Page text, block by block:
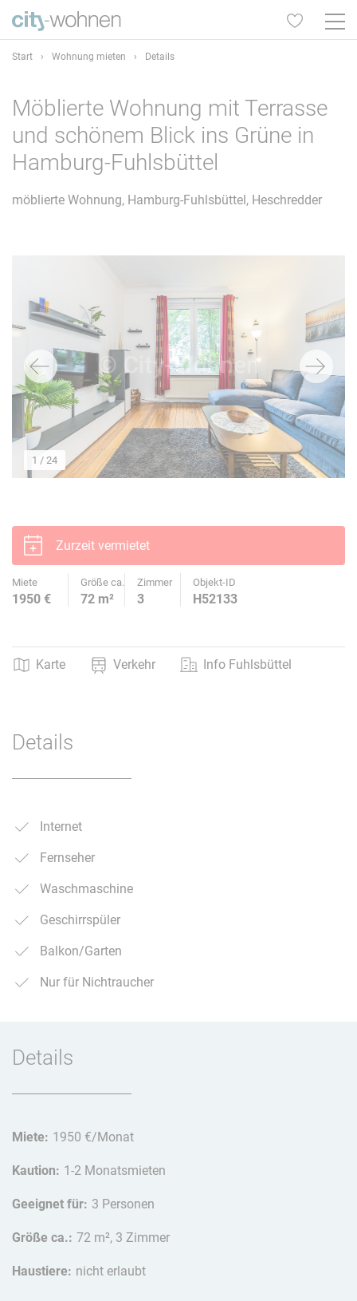
Start › Wohnung mieten › Details
Möblierte Wohnung mit Terrasse
und schönem Blick ins Grüne in
Hamburg-Fuhlsbüttel
möblierte Wohnung, Hamburg-Fuhlsbüttel, Heschredder
1 / 24
Zurzeit vermietet
Miete Größe ca. Zimmer Objekt-ID
1950 € 72 m² 3 H52133
Karte Verkehr Info Fuhlsbüttel
Details
Internet
Fernseher
Waschmaschine
Geschirrspüler
Balkon/Garten
Nur für Nichtraucher
Details
Miete: 1950 €/Monat
Kaution: 1-2 Monatsmieten
Geeignet für: 3 Personen
Größe ca.: 72 m², 3 Zimmer
Haustiere: nicht erlaubt